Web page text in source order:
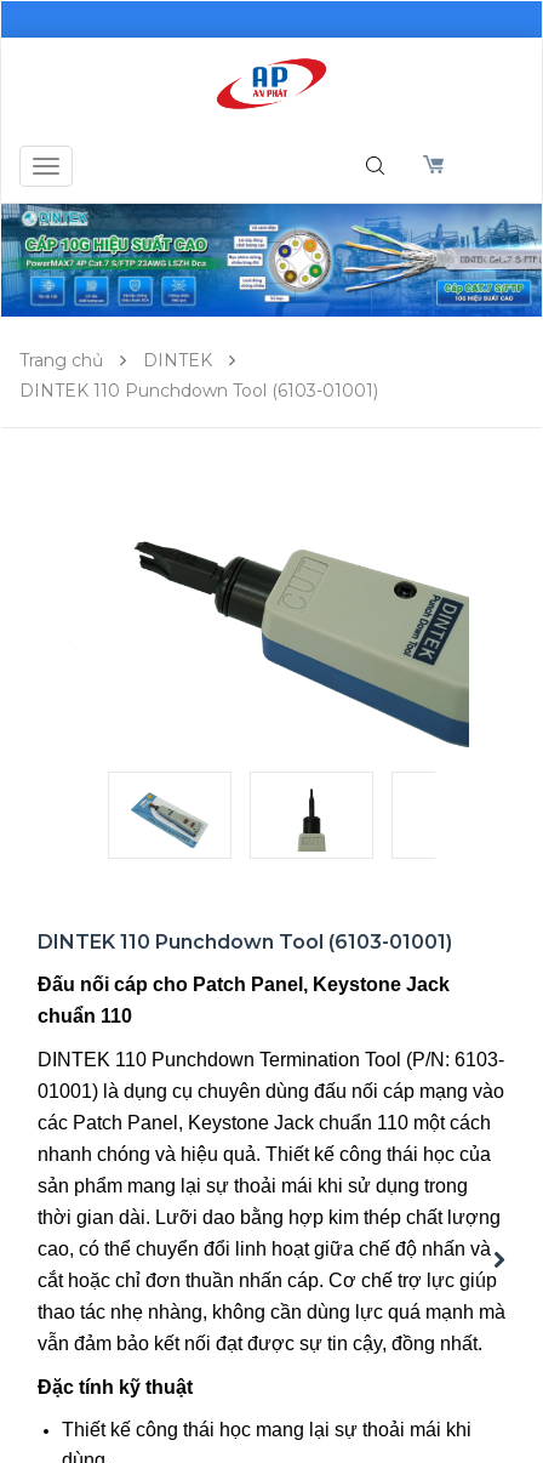
Toggle
navigation
Trang chủ
DINTEK
DINTEK 110 Punchdown Tool (6103-01001)
Next
DINTEK 110 Punchdown Tool (6103-01001)
Đấu nối cáp cho Patch Panel, Keystone Jack
chuẩn 110
DINTEK 110 Punchdown Termination Tool (P/N: 6103-
01001) là dụng cụ chuyên dùng đấu nối cáp mạng vào
các Patch Panel, Keystone Jack chuẩn 110 một cách
nhanh chóng và hiệu quả. Thiết kế công thái học của
sản phẩm mang lại sự thoải mái khi sử dụng trong
thời gian dài. Lưỡi dao bằng hợp kim thép chất lượng
cao, có thể chuyển đổi linh hoạt giữa chế độ nhấn và
cắt hoặc chỉ đơn thuần nhấn cáp. Cơ chế trợ lực giúp
thao tác nhẹ nhàng, không cần dùng lực quá mạnh mà
vẫn đảm bảo kết nối đạt được sự tin cậy, đồng nhất.
Đặc tính kỹ thuật
Thiết kế công thái học mang lại sự thoải mái khi